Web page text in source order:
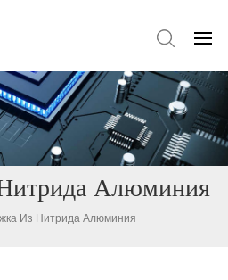
Алюминия
Из Нитрида Алюминия